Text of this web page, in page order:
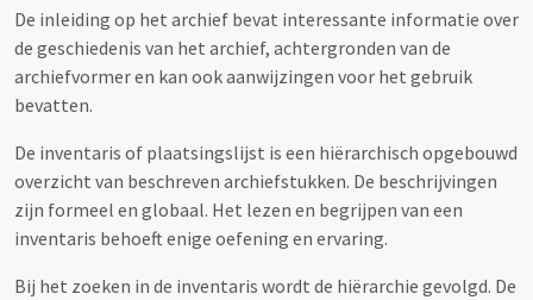
De inleiding op het archief bevat interessante informatie over
de geschiedenis van het archief, achtergronden van de
archiefvormer en kan ook aanwijzingen voor het gebruik
bevatten.
De inventaris of plaatsingslijst is een hiërarchisch opgebouwd
overzicht van beschreven archiefstukken. De beschrijvingen
zijn formeel en globaal. Het lezen en begrijpen van een
inventaris behoeft enige oefening en ervaring.
Bij het zoeken in de inventaris wordt de hiërarchie gevolgd. De